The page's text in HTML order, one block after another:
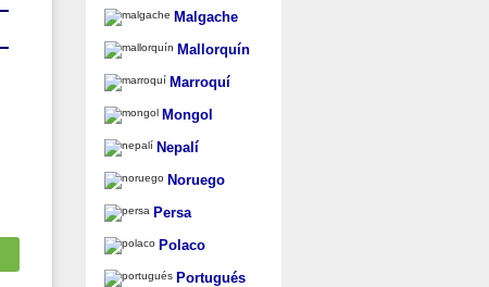
Malgache
Mallorquín
Marroquí
Mongol
Nepalí
Noruego
Persa
Polaco
Portugués